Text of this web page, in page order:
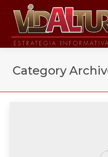
Category